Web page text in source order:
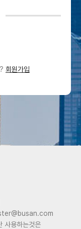
회원가입
사용하는것은